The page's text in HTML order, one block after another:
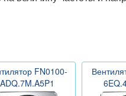
FN0100-
ADQ.7M.A5P1